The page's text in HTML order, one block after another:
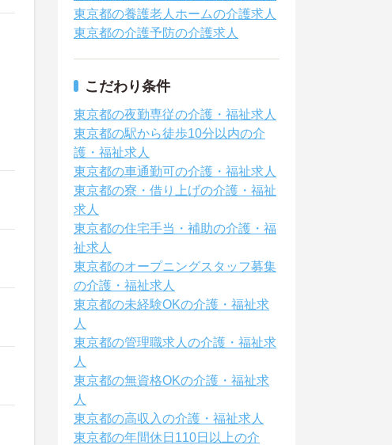
東京都の養護老人ホームの介護求人
東京都の介護予防の介護求人
こだわり条件
東京都の夜勤専従の介護・福祉求人
東京都の駅から徒歩10分以内の介
護・福祉求人
東京都の車通勤可の介護・福祉求人
東京都の寮・借り上げの介護・福祉
求人
東京都の住宅手当・補助の介護・福
祉求人
東京都のオープニングスタッフ募集
の介護・福祉求人
東京都の未経験OKの介護・福祉求
人
東京都の管理職求人の介護・福祉求
人
東京都の無資格OKの介護・福祉求
人
東京都の高収入の介護・福祉求人
東京都の年間休日110日以上の介